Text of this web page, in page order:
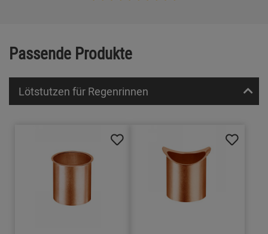
Passende Produkte
Lötstutzen für Regenrinnen